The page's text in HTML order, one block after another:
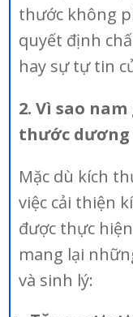
thước không
quyết định
hay sự tự tin
2. Vì sao
thước dương
Mặc dù kích
việc cải thiện
được thực
mang lại
và sinh lý: